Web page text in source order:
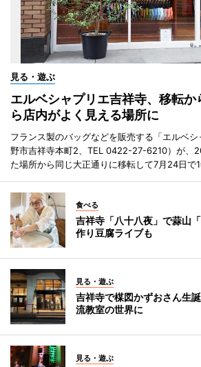
見る・遊ぶ
エルベシャプリエ吉祥寺、移転
ら店内がよく見える場所に
フランス製のバッグなどを販売する「エルベ
野市吉祥寺本町2、TEL 0422-27-6210）が、
た場所から同じ大正通りに移転して7月24日で1
食べる
吉祥寺「八十八夜」で蒜山
作り豆腐ライブも
見る・遊ぶ
吉祥寺で楳図かずおさん生
流教室の世界に
見る・遊ぶ